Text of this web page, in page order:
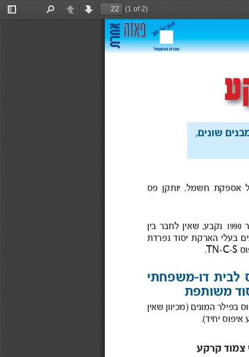
Toggle
PreviousNext
(1 of 2)
שונים,
חשמל,
1990
בין לחבר שאין נקבע,
בעלי מבנים שני של
S
-
C
-
TN
.
-משפחתי
משותפת
בפילר המונים )
.(